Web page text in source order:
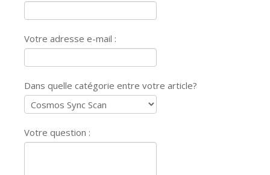
Votre adresse e-mail :
Dans quelle catégorie entre votre article?
Votre question :